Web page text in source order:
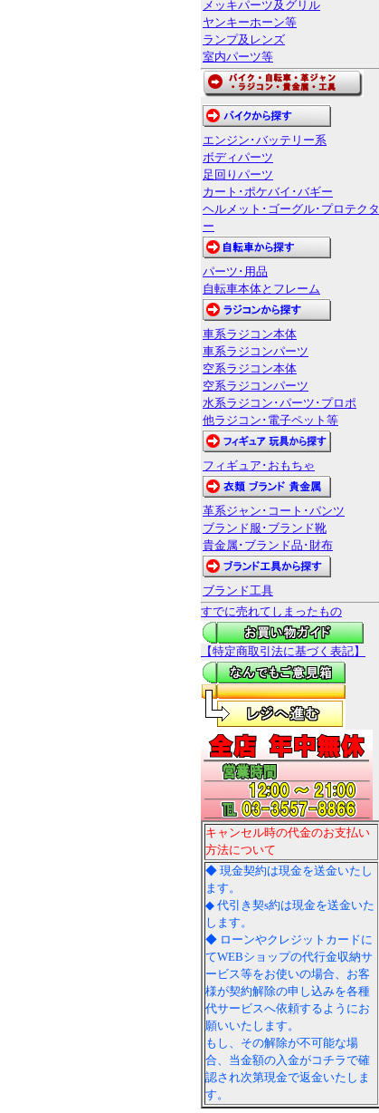
メッキパーツ及グリル
ヤンキーホーン等
ランプ及レンズ
室内パーツ等
エンジン･バッテリー系
ボディパーツ
足回りパーツ
カート･ポケバイ･バギー
ヘルメット･ゴーグル･プロテクタ
ー
パーツ･用品
自転車本体とフレーム
車系ラジコン本体
車系ラジコンパーツ
空系ラジコン本体
空系ラジコンパーツ
水系ラジコン･パーツ･プロポ
他ラジコン･電子ペット等
フィギュア･おもちゃ
革系ジャン･コート･パンツ
ブランド服･ブランド靴
貴金属･ブランド品･財布
ブランド工具
すでに売れてしまったもの
【特定商取引法に基づく表記】
キャンセル時の代金のお支払い
方法について
◆ 現金契約は現金を送金いたし
ます。
◆ 代引き契s約は現金を送金いた
します。
◆ ローンやクレジットカードに
てWEBショップの代行金収納サ
ービス等をお使いの場合、お客
様が契約解除の申し込みを各種
代サービスへ依頼するようにお
願いいたします。
もし、その解除が不可能な場
合、当金額の入金がコチラで確
認され次第現金で返金いたしま
す。